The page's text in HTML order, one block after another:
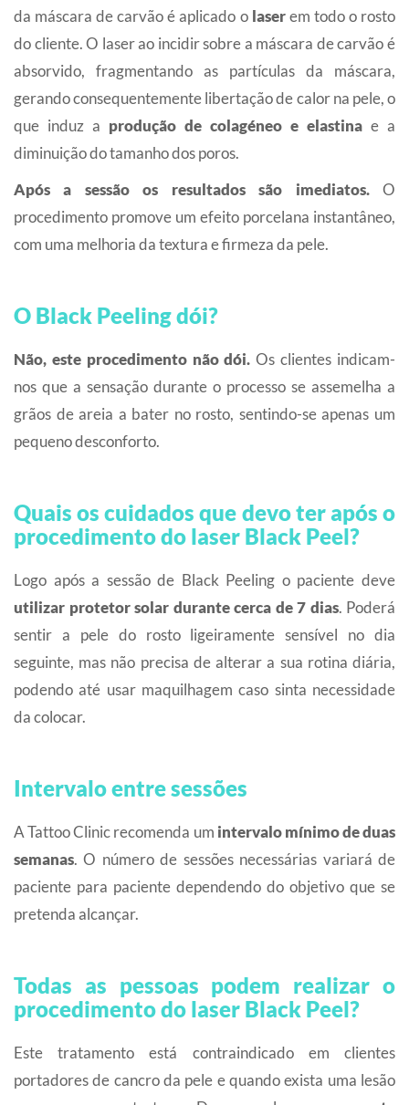
da máscara de carvão é aplicado olaserem todo o rosto
do cliente. O laser ao incidir sobre a máscara de carvão é
absorvido, fragmentando as partículas da máscara,
gerando consequentemente libertação de calor na pele, o
que induz a produção de colagéneo e elastina e a
diminuição do tamanho dos poros.
Após a sessão os resultados são imediatos.O
procedimento promove um efeito porcelana instantâneo,
com uma melhoria da textura e firmeza da pele.
O Black Peeling dói?
Não, este procedimento não dói. Os clientes indicam-
nos que a sensação durante o processo se assemelha a
grãos de areia a bater no rosto, sentindo-se apenas um
pequeno desconforto.
Quais os cuidados que devo ter após o
procedimento do laser Black Peel?
Logo após a sessão de Black Peeling o paciente deve
utilizar protetor solar durante cerca de 7 dias. Poderá
sentir a pele do rosto ligeiramente sensível no dia
seguinte, mas não precisa de alterar a sua rotina diária,
podendo até usar maquilhagem caso sinta necessidade
da colocar.
Intervalo entre sessões
A Tattoo Clinic recomenda um intervalo mínimo de duas
semanas. O número de sessões necessárias variará de
paciente para paciente dependendo do objetivo que se
pretenda alcançar.
Todas as pessoas podem realizar o
procedimento do laser Black Peel?
Este tratamento está contraindicado em clientes
portadores de cancro da pele e quando exista uma lesão